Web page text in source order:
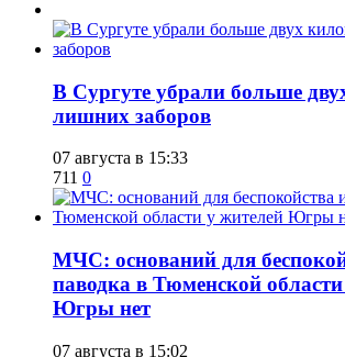
​В Сургуте убрали больше
лишних заборов
07 августа в 15:33
711 0
​МЧС: оснований для
паводка в Тюменской
Югры нет
07 августа в 15:02